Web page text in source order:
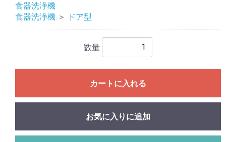
食器洗浄機
食器洗浄機 ＞ ドア型
数量
カートに入れる
お気に入りに追加